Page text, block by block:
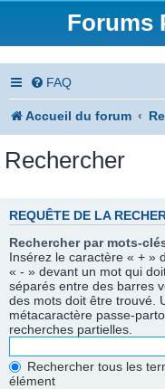
Forums
FAQ
Accueil du forum
Rechercher
REQUÊTE DE LA
Rechercher par mots-
Insérez le caractère « + »
« - » devant un mot qui
séparés entre des barres
des mots doit être trouvé.
métacaractère passe-
recherches partielles.
Rechercher tous les
élément